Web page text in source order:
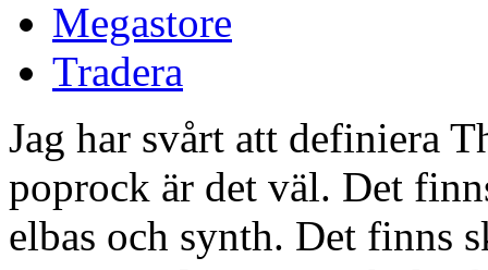
Megastore
Tradera
Jag har svårt att definiera
poprock är det väl. Det
elbas och synth. Det finns